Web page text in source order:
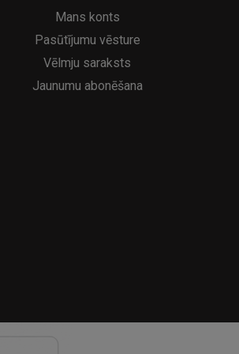
8.95€
Mans konts
Pasūtījumu vēsture
Vēlmju saraksts
Jaunumu abonēšana